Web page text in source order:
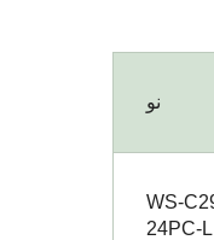
نو
WS-
24PC-L